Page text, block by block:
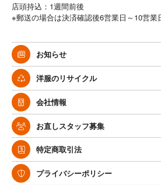
店頭持込：1週間前後
※郵送の場合は決済確認後6営業日～10営業
お知らせ
洋服のリサイクル
会社情報
お直しスタッフ募集
特定商取引法
プライバシーポリシー